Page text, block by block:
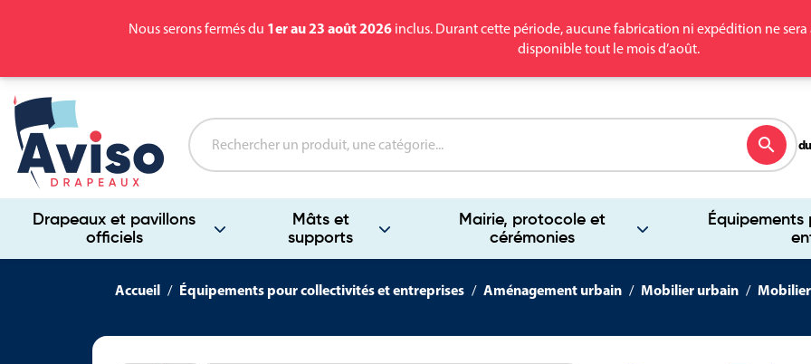
Nous serons fermés du 1er au 23 août 2026 inclus. Durant cette période, aucune fabrication ni expédition ne
disponible tout le mois d’août.
Drapeaux et pavillons
officiels
Mâts et
supports
Mairie, protocole et
cérémonies
search
Accueil Équipements pour collectivités et entreprises Aménagement urbain Mobilier urbain